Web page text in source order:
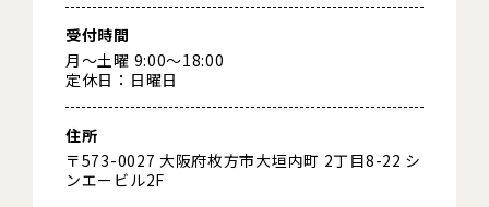
受付時間
月～土曜 9:00～18:00
定休日：日曜日
住所
〒573-0027 大阪府枚方市大垣内町 2丁目8-22 シ
ンエービル2F